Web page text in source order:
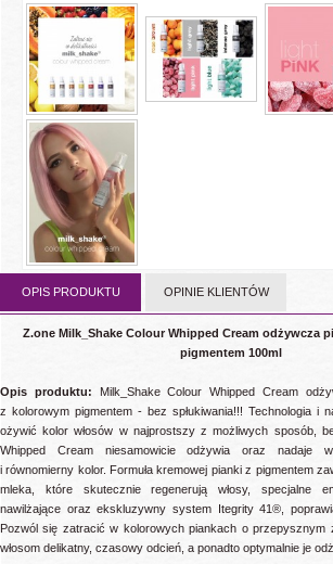
OPIS PRODUKTU OPINIE KLIENTÓW
Z.one Milk_Shake Colour Whipped Cream odżywcza
pigmentem 100ml
Opis produktu: Milk_Shake Colour Whipped Cream
z kolorowym pigmentem - bez spłukiwania!!! Technologia i
ożywić kolor włosów w najprostszy z możliwych sposób,
Whipped Cream niesamowicie odżywia oraz nadaje
i równomierny kolor. Formuła kremowej pianki z pigmentem
mleka, które skutecznie regenerują włosy, specjalne
nawilżające oraz ekskluzywny system Itegrity 41®,
Pozwól się zatracić w kolorowych piankach o przepysznym
włosom delikatny, czasowy odcień, a ponadto optymalnie je